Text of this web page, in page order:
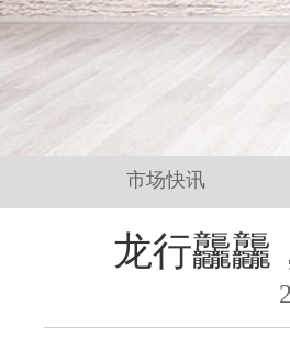
市场快讯
龙行龘龘